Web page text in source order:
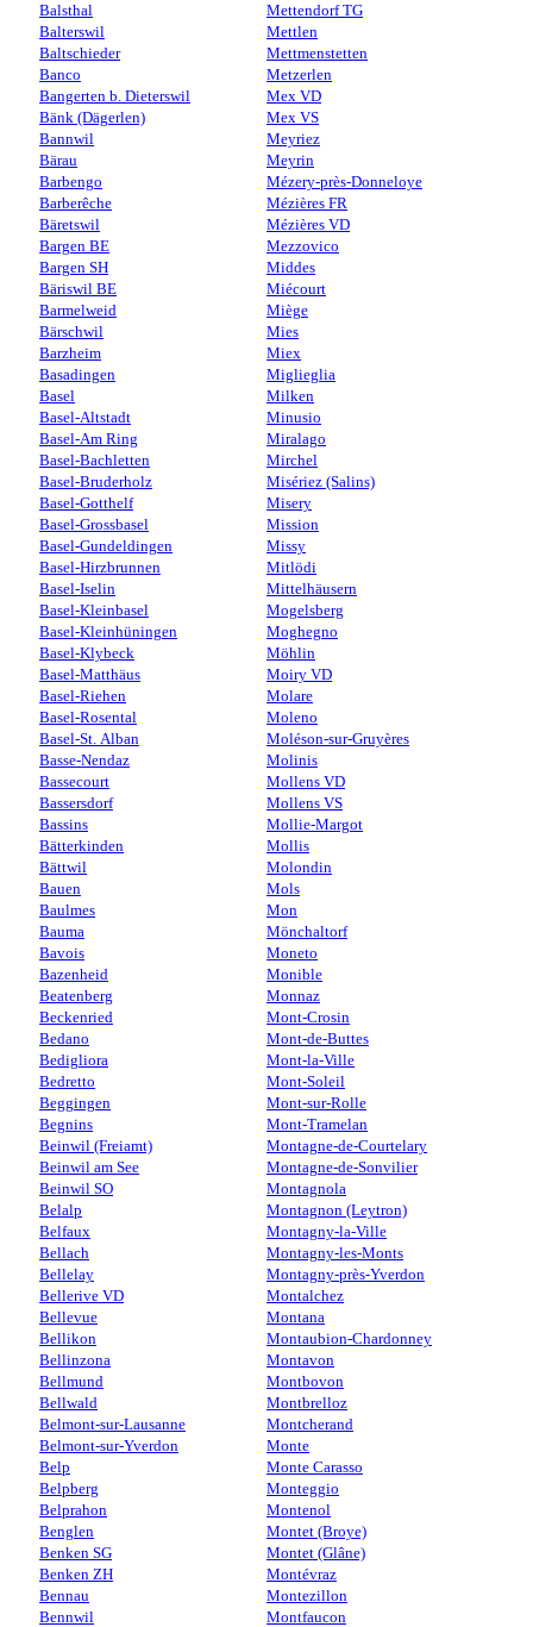
Balsthal
Balterswil
Baltschieder
Banco
Bangerten b. Dieterswil
Bänk (Dägerlen)
Bannwil
Bärau
Barbengo
Barberêche
Bäretswil
Bargen BE
Bargen SH
Bäriswil BE
Barmelweid
Bärschwil
Barzheim
Basadingen
Basel
Basel-Altstadt
Basel-Am Ring
Basel-Bachletten
Basel-Bruderholz
Basel-Gotthelf
Basel-Grossbasel
Basel-Gundeldingen
Basel-Hirzbrunnen
Basel-Iselin
Basel-Kleinbasel
Basel-Kleinhüningen
Basel-Klybeck
Basel-Matthäus
Basel-Riehen
Basel-Rosental
Basel-St. Alban
Basse-Nendaz
Bassecourt
Bassersdorf
Bassins
Bätterkinden
Bättwil
Bauen
Baulmes
Bauma
Bavois
Bazenheid
Beatenberg
Beckenried
Bedano
Bedigliora
Bedretto
Beggingen
Begnins
Beinwil (Freiamt)
Beinwil am See
Beinwil SO
Belalp
Belfaux
Bellach
Bellelay
Bellerive VD
Bellevue
Bellikon
Bellinzona
Bellmund
Bellwald
Belmont-sur-Lausanne
Belmont-sur-Yverdon
Belp
Belpberg
Belprahon
Benglen
Benken SG
Benken ZH
Bennau
Bennwil
Mettendorf TG
Mettlen
Mettmenstetten
Metzerlen
Mex VD
Mex VS
Meyriez
Meyrin
Mézery-près-Donneloye
Mézières FR
Mézières VD
Mezzovico
Middes
Miécourt
Miège
Mies
Miex
Miglieglia
Milken
Minusio
Miralago
Mirchel
Misériez (Salins)
Misery
Mission
Missy
Mitlödi
Mittelhäusern
Mogelsberg
Moghegno
Möhlin
Moiry VD
Molare
Moleno
Moléson-sur-Gruyères
Molinis
Mollens VD
Mollens VS
Mollie-Margot
Mollis
Molondin
Mols
Mon
Mönchaltorf
Moneto
Monible
Monnaz
Mont-Crosin
Mont-de-Buttes
Mont-la-Ville
Mont-Soleil
Mont-sur-Rolle
Mont-Tramelan
Montagne-de-Courtelary
Montagne-de-Sonvilier
Montagnola
Montagnon (Leytron)
Montagny-la-Ville
Montagny-les-Monts
Montagny-près-Yverdon
Montalchez
Montana
Montaubion-Chardonney
Montavon
Montbovon
Montbrelloz
Montcherand
Monte
Monte Carasso
Monteggio
Montenol
Montet (Broye)
Montet (Glâne)
Montévraz
Montezillon
Montfaucon